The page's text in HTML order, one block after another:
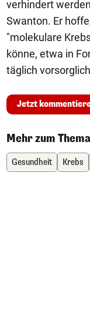
verhindert
Swanton. Er
"molekulare
könne, etwa in
täglich
Jetzt
Mehr zum Thema
Gesundheit Krebs